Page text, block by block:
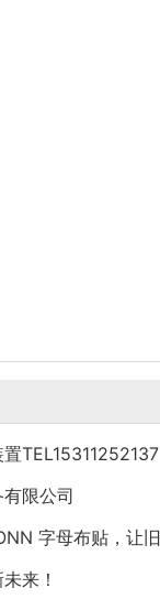
TEL15311252137
限公司
字母布贴，让
来！